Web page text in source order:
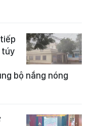
túy
bộ nắng nóng